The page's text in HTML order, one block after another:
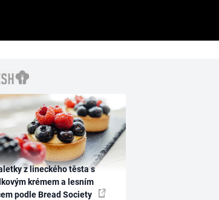
z lineckého těsta s
krémem a lesním
podle Bread Society